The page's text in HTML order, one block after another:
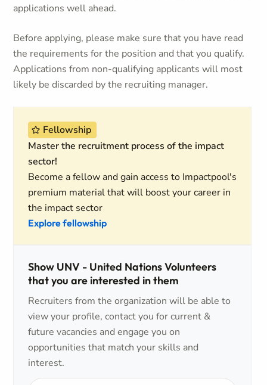
applications well ahead.
Before applying, please make sure that you have read
the requirements for the position and that you qualify.
Applications from non-qualifying applicants will most
likely be discarded by the recruiting manager.
Fellowship
Master the recruitment process of the impact
sector!
Become a fellow and gain access to Impactpool's
premium material that will boost your career in
the impact sector
Explore fellowship
Show UNV - United Nations Volunteers
that you are interested in them
Recruiters from the organization will be able to
view your profile, contact you for current &
future vacancies and engage you on
opportunities that match your skills and
interest.